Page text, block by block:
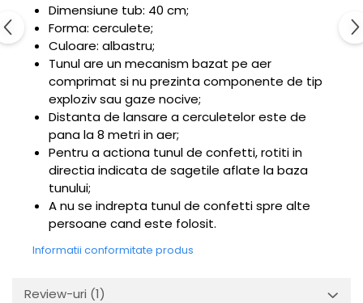
Dimensiune tub: 40 cm;
Forma: cerculete;
Culoare: albastru;
Tunul are un mecanism bazat pe aer
comprimat si nu prezinta componente de tip
exploziv sau gaze nocive;
Distanta de lansare a cerculetelor este de
pana la 8 metri in aer;
Pentru a actiona tunul de confetti, rotiti in
directia indicata de sagetile aflate la baza
tunului;
A nu se indrepta tunul de confetti spre alte
persoane cand este folosit.
Informatii conformitate produs
Review-uri (1)